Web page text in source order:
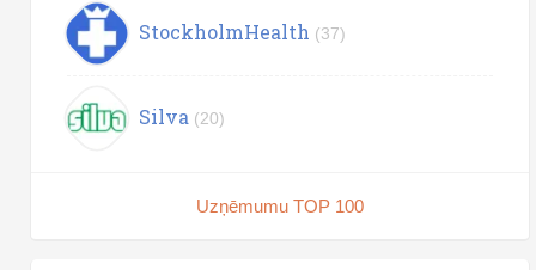
StockholmHealth (37)
Silva (20)
Uzņēmumu TOP 100